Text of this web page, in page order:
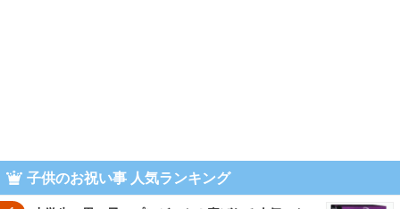
子供のお祝い事 人気ランキング